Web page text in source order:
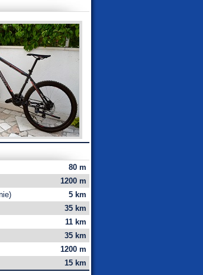
80 m
1200 m
5 km
35 km
11 km
35 km
1200 m
15 km